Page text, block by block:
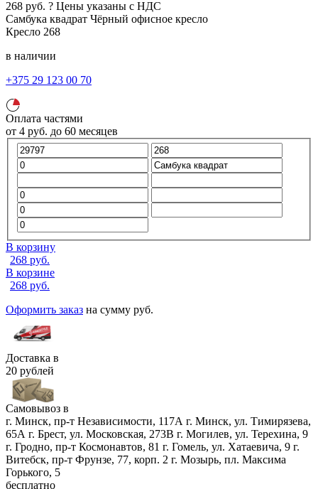
268 руб. ? Цены указаны с НДС
Самбука квадрат Чёрный офисное кресло
Кресло 268
в наличии
+375 29 123 00 70
Оплата частями
от 4 руб. до 60 месяцев
В корзину
268 руб.
В корзине
268 руб.
Оформить заказ на сумму руб.
Доставка в
20 рублей
Самовывоз в
г. Минск, пр-т Независимости, 117А г. Минск, ул. Тимирязева,
65А г. Брест, ул. Московская, 273В г. Могилев, ул. Терехина, 9
г. Гродно, пр-т Космонавтов, 81 г. Гомель, ул. Хатаевича, 9 г.
Витебск, пр-т Фрунзе, 77, корп. 2 г. Мозырь, пл. Максима
Горького, 5
бесплатно